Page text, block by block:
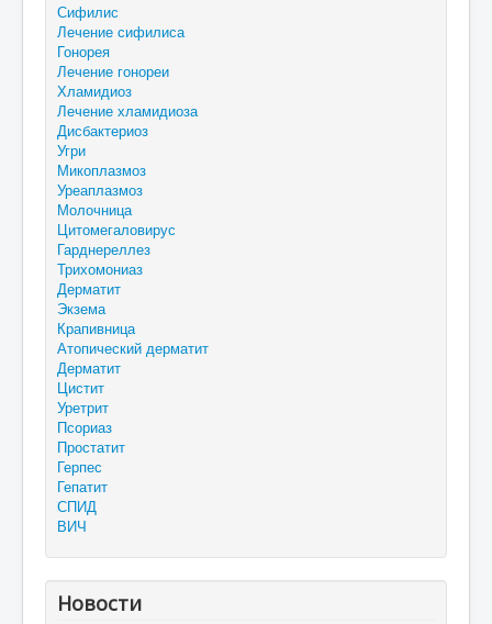
Сифилис
Лечение сифилиса
Гонорея
Лечение гонореи
Хламидиоз
Лечение хламидиоза
Дисбактериоз
Угри
Микоплазмоз
Уреаплазмоз
Молочница
Цитомегаловирус
Гарднереллез
Трихомониаз
Дерматит
Экзема
Крапивница
Атопический дерматит
Дерматит
Цистит
Уретрит
Псориаз
Простатит
Герпес
Гепатит
СПИД
ВИЧ
Новости